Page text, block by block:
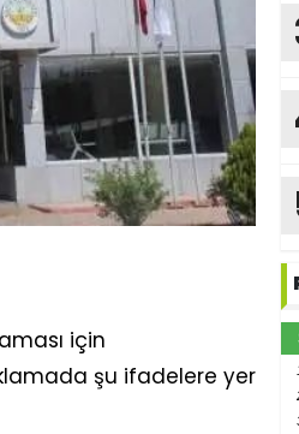
için
şu ifadelere yer